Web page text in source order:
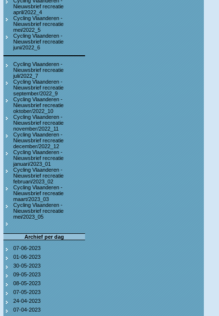
Nieuwsbrief recreatie
april/2022_4
Cycling Vlaanderen -
Nieuwsbrief recreatie
mei/2022_5
Cycling Vlaanderen -
Nieuwsbrief recreatie
juni/2022_6
Cycling Vlaanderen -
Nieuwsbrief recreatie
juli/2022_7
Cycling Vlaanderen -
Nieuwsbrief recreatie
september/2022_9
Cycling Vlaanderen -
Nieuwsbrief recreatie
oktober/2022_10
Cycling Vlaanderen -
Nieuwsbrief recreatie
november/2022_11
Cycling Vlaanderen -
Nieuwsbrief recreatie
december/2022_12
Cycling Vlaanderen -
Nieuwsbrief recreatie
januari/2023_01
Cycling Vlaanderen -
Nieuwsbrief recreatie
februari/2023_02
Cycling Vlaanderen -
Nieuwsbrief recreatie
maart/2023_03
Cycling Vlaanderen -
Nieuwsbrief recreatie
mei/2023_05
Archief per dag
07-06-2023
01-06-2023
30-05-2023
09-05-2023
08-05-2023
07-05-2023
24-04-2023
07-04-2023